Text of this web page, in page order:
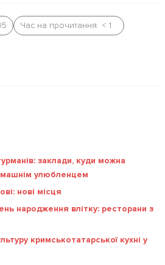
Час на прочитання: < 1
заклади, куди можна
улюбленцем
нові місця
народження влітку: ресторани з
кримськотатарської кухні у